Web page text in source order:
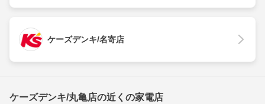
ケーズデンキ/名寄店
ケーズデンキ/丸亀店の近くの家電店